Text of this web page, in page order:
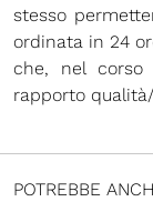
stesso
ordinata in 24
che, nel
rapporto
POTREBBE